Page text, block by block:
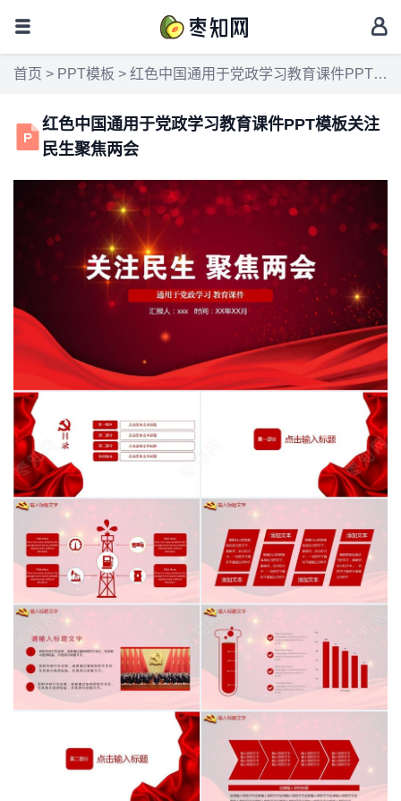
首页 > PPT模板 > 红色中国通用于党政学习教育课件PPT模板关注民生聚焦两会
红色中国通用于党政学习教育课件PPT模板关注
民生聚焦两会